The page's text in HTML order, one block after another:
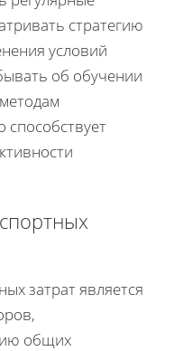
стратегию
условий
об обучении
способствует
затрат является
общих